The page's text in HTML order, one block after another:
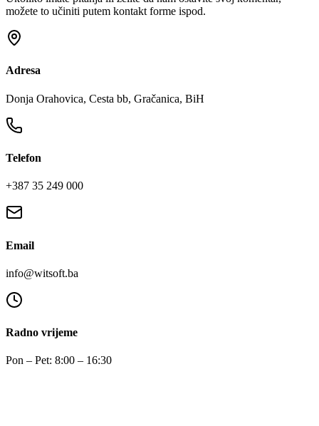
možete to učiniti putem kontakt forme ispod.
Adresa
Donja Orahovica, Cesta bb, Gračanica, BiH
Telefon
+387 35 249 000
Email
info@witsoft.ba
Radno vrijeme
Pon – Pet: 8:00 – 16:30